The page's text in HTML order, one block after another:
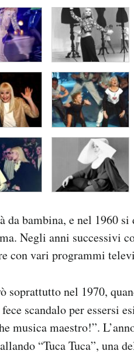
da bambina, e nel 1960
Negli anni successivi
con vari programmi
nel 1970,
fece scandalo per essersi
musica maestro!”.
“Tuca Tuca”, una